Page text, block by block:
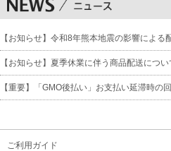
【お知らせ】令和8年熊本地震の影響による
【お知らせ】夏季休業に伴う商品配送につい
【重要】「GMO後払い」お支払い延滞時の
ご利用ガイド